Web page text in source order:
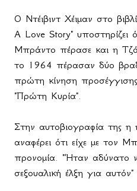
Ο Ντέιβιντ Χέιμαν στο
A Love Story" υποστηρίζει
Μπράντο πέρασε και η
το 1964 πέρασαν δύο
πρώτη κίνηση
"Πρώτη Κυρία".
Στην αυτοβιογραφία της η
αναφέρει ότι είχε με τον
προνομία. "Ήταν αδύνατο
σεξουαλική έλξη για αυτόν"